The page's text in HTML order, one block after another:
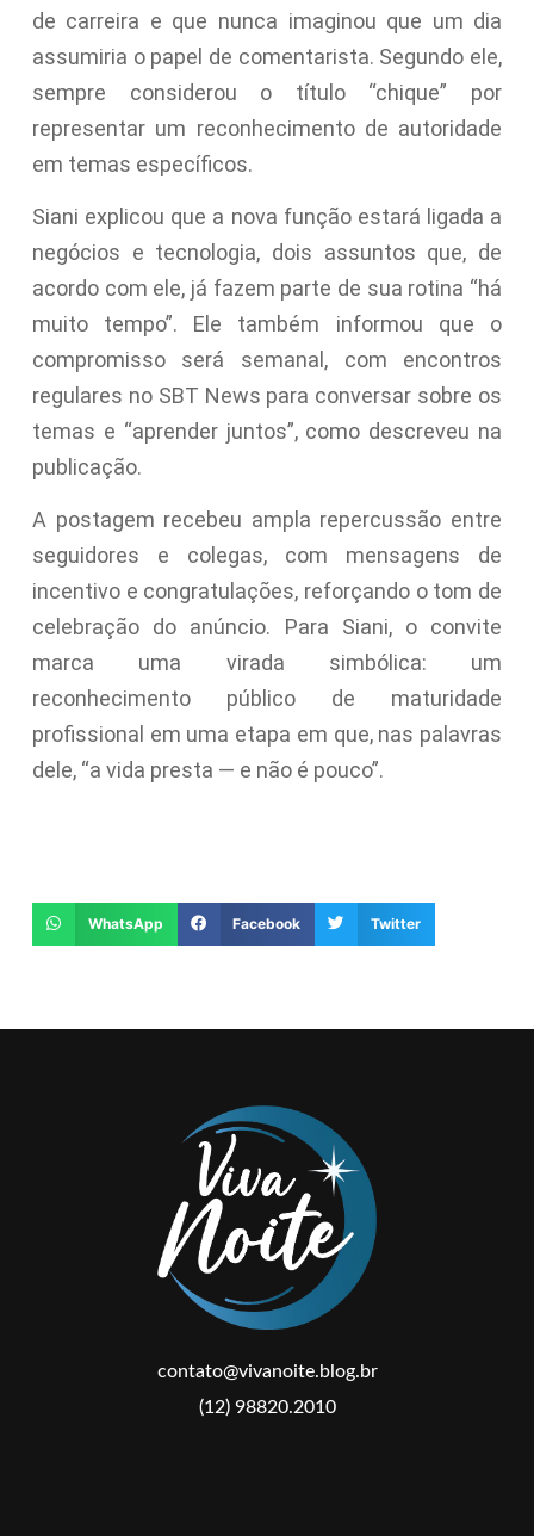
de carreira e que nunca imaginou que um dia
assumiria o papel de comentarista. Segundo ele,
sempre considerou o título “chique” por
representar um reconhecimento de autoridade
em temas específicos.
Siani explicou que a nova função estará ligada a
negócios e tecnologia, dois assuntos que, de
acordo com ele, já fazem parte de sua rotina “há
muito tempo”. Ele também informou que o
compromisso será semanal, com encontros
regulares no SBT News para conversar sobre os
temas e “aprender juntos”, como descreveu na
publicação.
A postagem recebeu ampla repercussão entre
seguidores e colegas, com mensagens de
incentivo e congratulações, reforçando o tom de
celebração do anúncio. Para Siani, o convite
marca uma virada simbólica: um
reconhecimento público de maturidade
profissional em uma etapa em que, nas palavras
dele, “a vida presta — e não é pouco”.
WhatsApp Facebook Twitter
contato@vivanoite.blog.br
(12) 98820.2010